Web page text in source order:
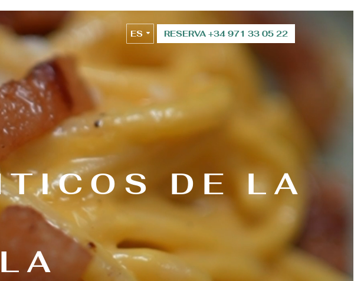
ES RESERVA +34 971 33 05 22
DE LA